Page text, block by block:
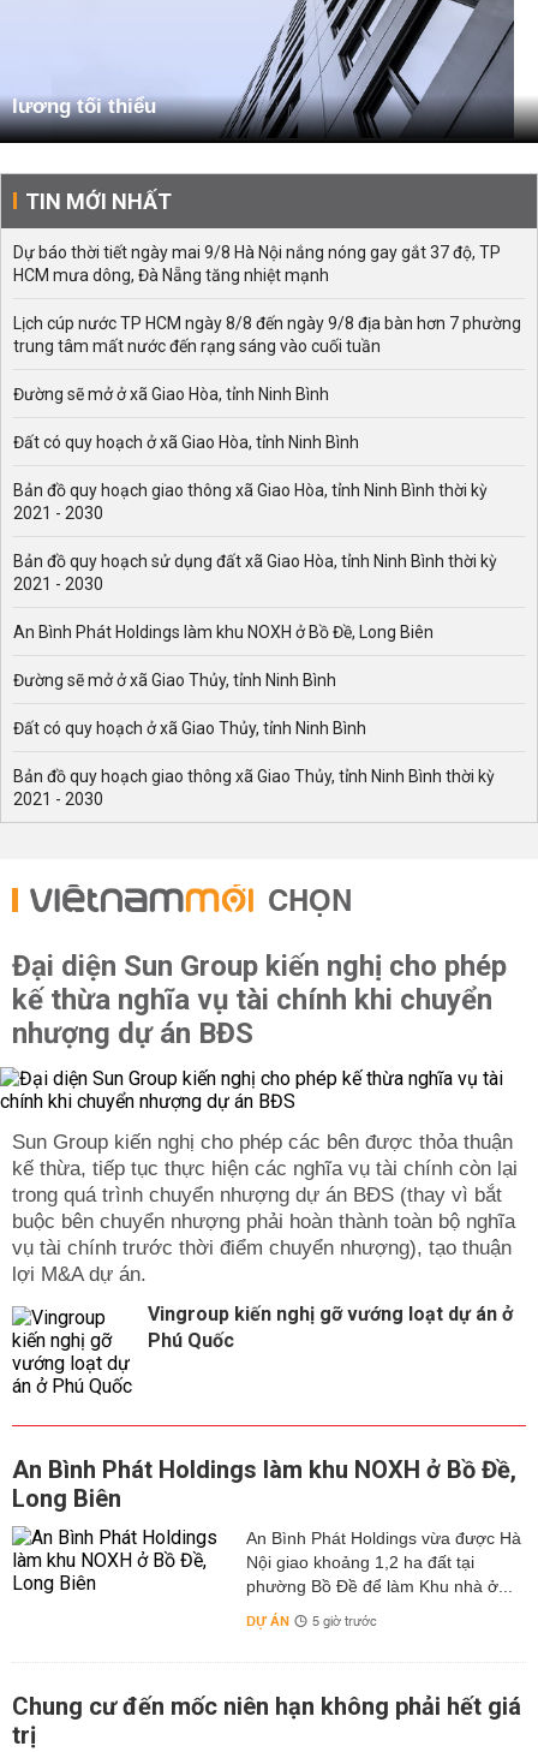
lương tối thiểu
TIN MỚI NHẤT
Dự báo thời tiết ngày mai 9/8 Hà Nội nắng nóng gay gắt 37 độ, TP
HCM mưa dông, Đà Nẵng tăng nhiệt mạnh
Lịch cúp nước TP HCM ngày 8/8 đến ngày 9/8 địa bàn hơn 7 phường
trung tâm mất nước đến rạng sáng vào cuối tuần
Đường sẽ mở ở xã Giao Hòa, tỉnh Ninh Bình
Đất có quy hoạch ở xã Giao Hòa, tỉnh Ninh Bình
Bản đồ quy hoạch giao thông xã Giao Hòa, tỉnh Ninh Bình thời kỳ
2021 - 2030
Bản đồ quy hoạch sử dụng đất xã Giao Hòa, tỉnh Ninh Bình thời kỳ
2021 - 2030
An Bình Phát Holdings làm khu NOXH ở Bồ Đề, Long Biên
Đường sẽ mở ở xã Giao Thủy, tỉnh Ninh Bình
Đất có quy hoạch ở xã Giao Thủy, tỉnh Ninh Bình
Bản đồ quy hoạch giao thông xã Giao Thủy, tỉnh Ninh Bình thời kỳ
2021 - 2030
CHỌN
Đại diện Sun Group kiến nghị cho phép
kế thừa nghĩa vụ tài chính khi chuyển
nhượng dự án BĐS
Sun Group kiến nghị cho phép các bên được thỏa thuận
kế thừa, tiếp tục thực hiện các nghĩa vụ tài chính còn lại
trong quá trình chuyển nhượng dự án BĐS (thay vì bắt
buộc bên chuyển nhượng phải hoàn thành toàn bộ nghĩa
vụ tài chính trước thời điểm chuyển nhượng), tạo thuận
lợi M&A dự án.
Vingroup kiến nghị gỡ vướng loạt dự án ở
Phú Quốc
An Bình Phát Holdings làm khu NOXH ở Bồ Đề,
Long Biên
An Bình Phát Holdings vừa được Hà
Nội giao khoảng 1,2 ha đất tại
phường Bồ Đề để làm Khu nhà ở...
DỰ ÁN 5 giờ trước
Chung cư đến mốc niên hạn không phải hết giá
trị